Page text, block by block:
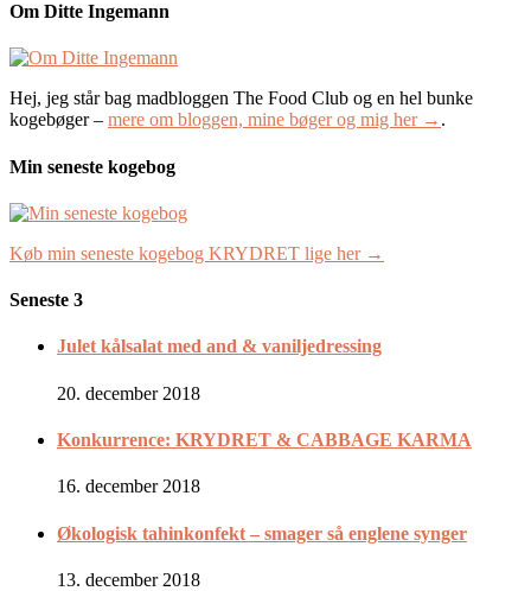
Om Ditte Ingemann
Hej, jeg står bag madbloggen The Food Club og en hel bunke
kogebøger – mere om bloggen, mine bøger og mig her → .
Min seneste kogebog
Køb min seneste kogebog KRYDRET lige her →
Seneste 3
Julet kålsalat med and & vaniljedressing
20. december 2018
Konkurrence: KRYDRET & CABBAGE KARMA
16. december 2018
Økologisk tahinkonfekt – smager så englene synger
13. december 2018